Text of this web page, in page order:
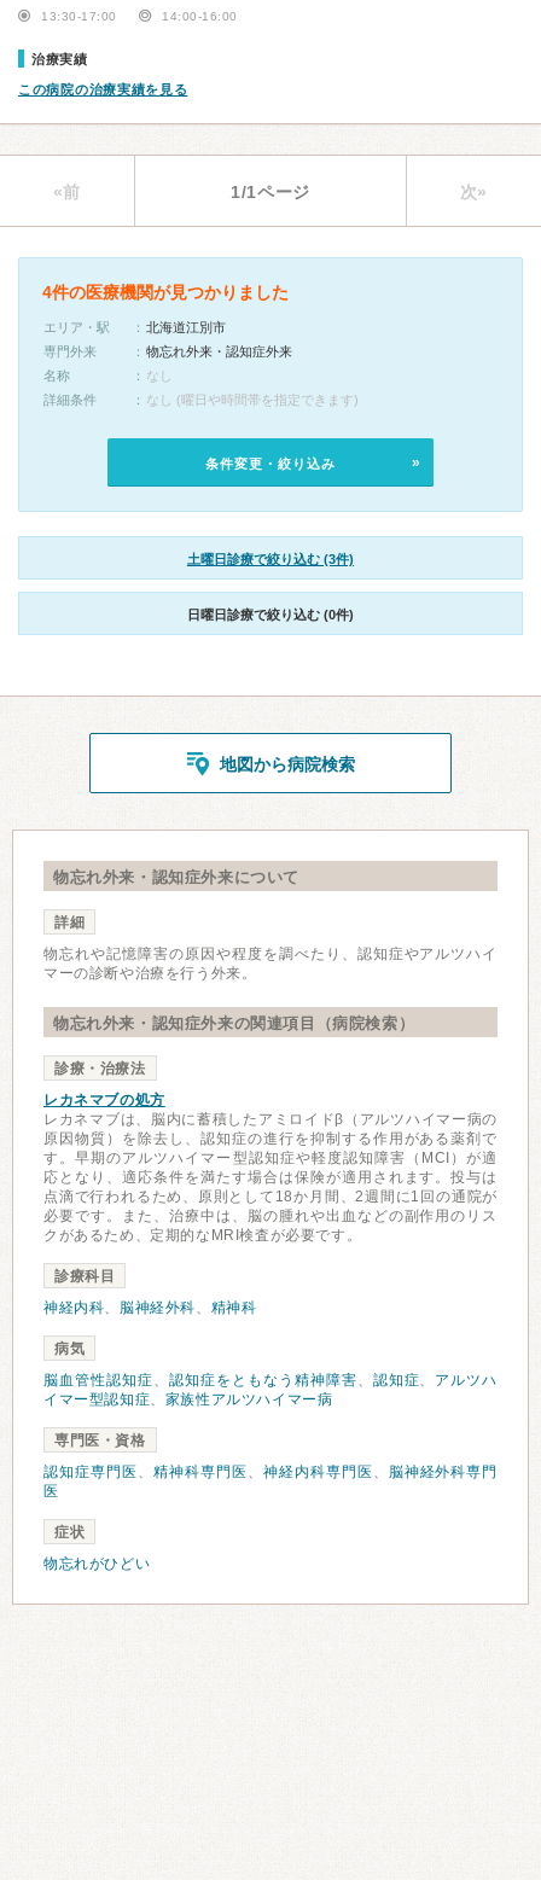
13:30-17:00 14:00-16:00
治療実績
この病院の治療実績を見る
«前 1/1ページ 次»
4件の医療機関が見つかりました
エリア・駅
北海道江別市
専門外来
物忘れ外来・認知症外来
名称
なし
詳細条件
なし (曜日や時間帯を指定できます)
条件変更・絞り込み
土曜日診療で絞り込む (3件)
日曜日診療で絞り込む (0件)
地図から病院検索
物忘れ外来・認知症外来について
詳細
物忘れや記憶障害の原因や程度を調べたり、認知症やアルツハイ
マーの診断や治療を行う外来。
物忘れ外来・認知症外来の関連項目（病院検索）
診療・治療法
レカネマブの処方
レカネマブは、脳内に蓄積したアミロイドβ（アルツハイマー病の
原因物質）を除去し、認知症の進行を抑制する作用がある薬剤で
す。早期のアルツハイマー型認知症や軽度認知障害（MCI）が適
応となり、適応条件を満たす場合は保険が適用されます。投与は
点滴で行われるため、原則として18か月間、2週間に1回の通院が
必要です。また、治療中は、脳の腫れや出血などの副作用のリス
クがあるため、定期的なMRI検査が必要です。
診療科目
神経内科、 脳神経外科、 精神科
病気
脳血管性認知症、 認知症をともなう精神障害、 認知症、 アルツハ
イマー型認知症、 家族性アルツハイマー病
専門医・資格
認知症専門医 、 精神科専門医 、 神経内科専門医 、
脳神経外科専門
医
症状
物忘れがひどい